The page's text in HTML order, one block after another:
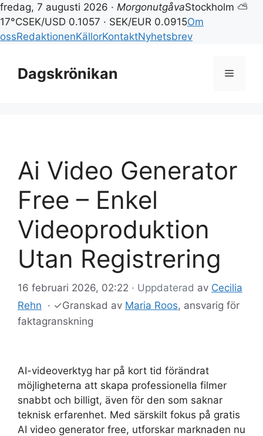
fredag, 7 augusti 2026 · MorgonutgåvaStockholm ⛅
17°CSEK/USD 0.1057 · SEK/EUR 0.0915Om
ossRedaktionenKällorKontaktNyhetsbrev
innehållDagskrönikan Meny
Ai Video Generator
Free – Enkel
Videoproduktion
Utan Registrering
16 februari 2026, 02:22 · Uppdaterad av Cecilia
Rehn · ✓Granskad av Maria Roos, ansvarig för
faktagranskning
AI-videoverktyg har på kort tid förändrat
möjligheterna att skapa professionella filmer
snabbt och billigt, även för den som saknar
teknisk erfarenhet. Med särskilt fokus på gratis
AI video generator free, utforskar marknaden nu